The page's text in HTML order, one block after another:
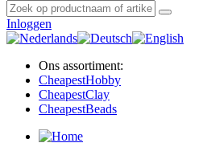
Inloggen
Ons assortiment:
CheapestHobby
CheapestClay
CheapestBeads